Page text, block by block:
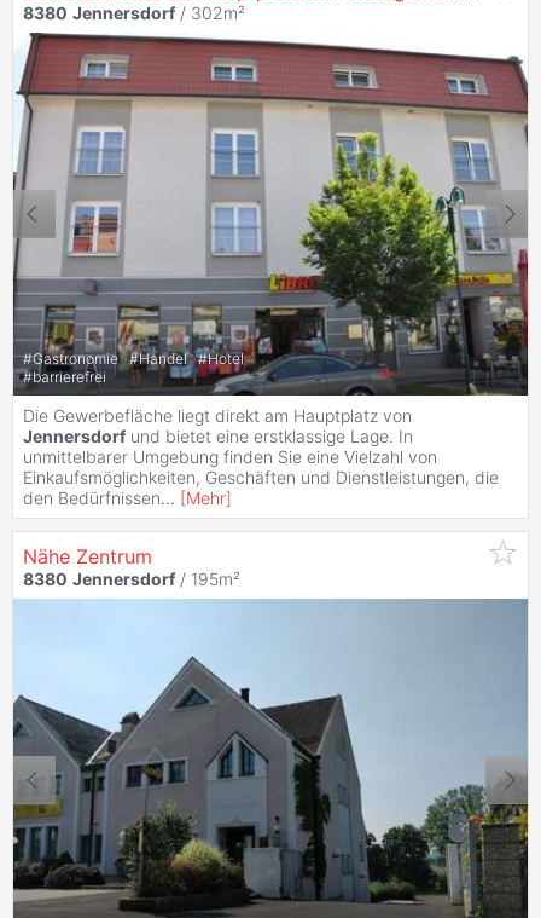
8380 Jennersdorf / 302m²
#Gastronomie #Handel #Hotel
#barrierefrei
Die Gewerbefläche liegt direkt am Hauptplatz von
Jennersdorf und bietet eine erstklassige Lage. In
unmittelbarer Umgebung finden Sie eine Vielzahl von
Einkaufsmöglichkeiten, Geschäften und Dienstleistungen, die
den Bedürfnissen... [Mehr]
Nähe Zentrum
8380 Jennersdorf / 195m²